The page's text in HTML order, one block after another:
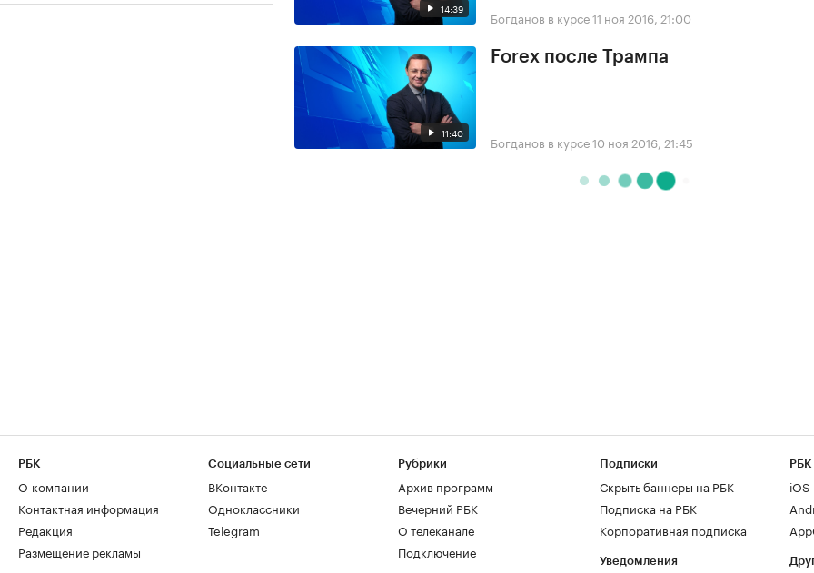
14:39 Богданов в курсе11 ноя 2016, 21:00
11:40
Forex после Трампа
Богданов в курсе10 ноя 2016, 21:45
РБК
О компании
Контактная информация
Редакция
Размещение рекламы
Социальные сети
ВКонтакте
Одноклассники
Telegram
Рубрики
Архив программ
Вечерний РБК
О телеканале
Подключение
Подписки
Скрыть баннеры на РБК
Подписка на РБК
Корпоративная подписка
Уведомления
РБК
iOS